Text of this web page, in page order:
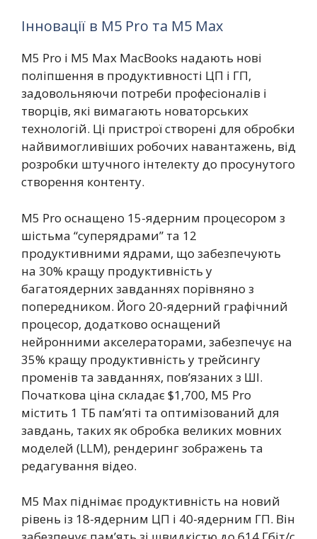
Інновації в M5 Pro та M5 Max
M5 Pro і M5 Max MacBooks надають нові
поліпшення в продуктивності ЦП і ГП,
задовольняючи потреби професіоналів і
творців, які вимагають новаторських
технологій. Ці пристрої створені для обробки
найвимогливіших робочих навантажень, від
розробки штучного інтелекту до просунутого
створення контенту.
M5 Pro оснащено 15-ядерним процесором з
шістьма “суперядрами” та 12
продуктивними ядрами, що забезпечують
на 30% кращу продуктивність у
багатоядерних завданнях порівняно з
попередником. Його 20-ядерний графічний
процесор, додатково оснащений
нейронними акселераторами, забезпечує на
35% кращу продуктивність у трейсингу
променів та завданнях, пов’язаних з ШІ.
Початкова ціна складає $1,700, M5 Pro
містить 1 ТБ пам’яті та оптимізований для
завдань, таких як обробка великих мовних
моделей (LLM), рендеринг зображень та
редагування відео.
M5 Max піднімає продуктивність на новий
рівень із 18-ядерним ЦП і 40-ядерним ГП. Він